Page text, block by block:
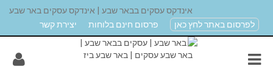
אינדקס עסקים בבאר שבע | אינדקס עסקים באר שבע
לפרסום באתר לחץ כאן
פרסום חינם בלוחות יצירת קשר